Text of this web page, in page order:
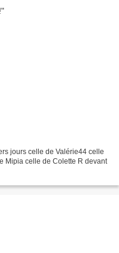
jours celle de Valérie44 celle
Mipia celle de Colette R devant